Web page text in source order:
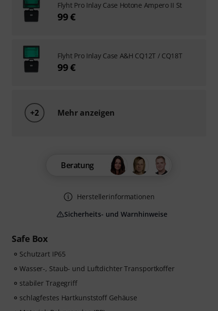
Safe Box
Schutzart IP65
Wasser-, Staub- und Luftdichter Transportkoffer
stabiler Tragegriff
schlagfestes Hartkunststoff Gehäuse
Beratung
Herstellerinformationen
Sicherheits- und Warnhinweise
Flyht Pro Inlay Case Hotone Ampero II St
99 €
Flyht Pro Inlay Case A&H CQ12T / CQ18T
99 €
+2 Mehr anzeigen